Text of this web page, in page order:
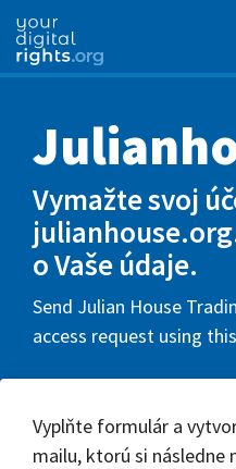
Vymažte svoj
o Vaše údaje.
Send Julian House
access request using
Vyplňte formulár a
mailu, ktorú si